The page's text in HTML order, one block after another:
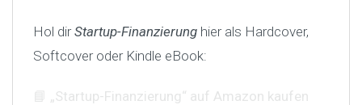
Hol dirStartup-Finanzierung hier als Hardcover,
Softcover oder Kindle eBook:
📘 „Startup-Finanzierung“ auf Amazon kaufen